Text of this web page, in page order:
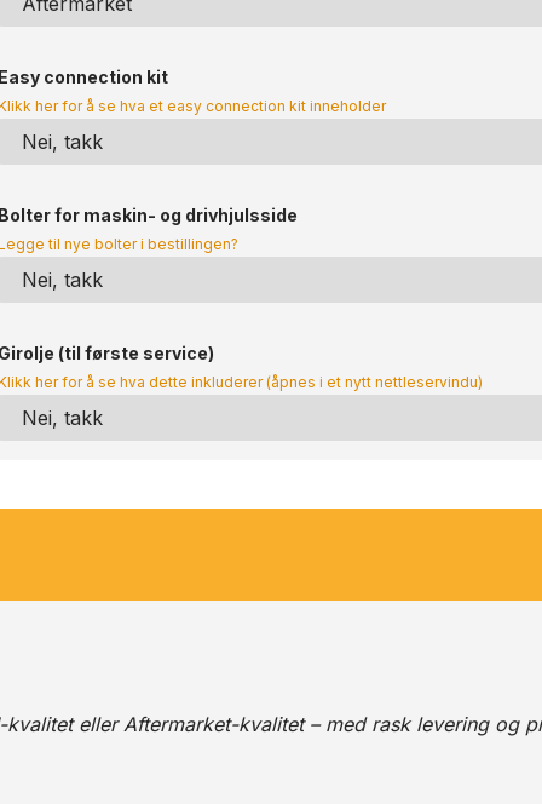
Easy connection kit
her for å se hva et easy connection kit inneholder
Bolter for maskin- og drivhjulsside
til nye bolter i bestillingen?
Girolje (til første service)
her for å se hva dette inkluderer (åpnes i et nytt nettleservindu)
kvalitet eller Aftermarket-kvalitet – med rask levering og